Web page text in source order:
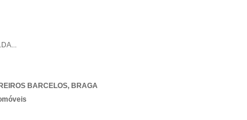
...
BARCELOS, BRAGA